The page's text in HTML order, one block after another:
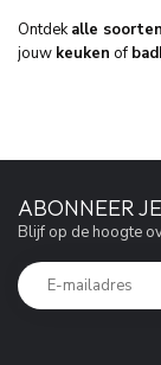
Ontdekalle soorten
jouw keuken of
ABONNEER
Blijf op de hoogte